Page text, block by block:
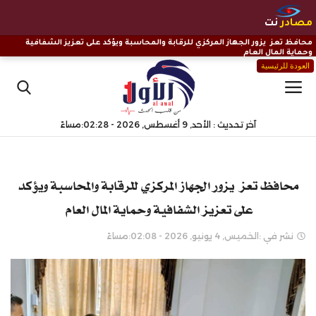
مصادرنت
العودة للرئيسية
محافظ تعز يزور الجهاز المركزي للرقابة والمحاسبة ويؤكد على تعزيز الشفافية
وحماية المال العام